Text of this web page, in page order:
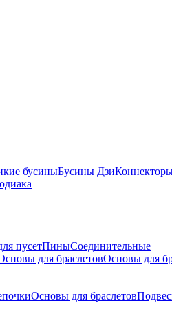
бусиныБусины Дзи
пусетПиныСоединительные
для браслетовОсновы для
Основы для браслетов